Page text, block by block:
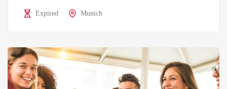
Expired Munich